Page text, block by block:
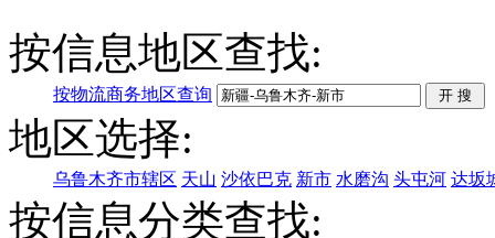
按信息地区查找:
按物流商务地区查询
地区选择:
乌鲁木齐市辖区 天山 沙依巴克 新市 水磨沟 头屯河 达坂
按信息分类查找: